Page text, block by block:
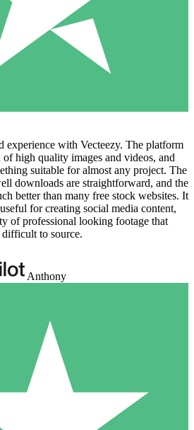
experience with Vecteezy. The platform
of high quality images and videos, and
suitable for almost any project. The
downloads are straightforward, and the
better than many free stock websites. It
for creating social media content,
of professional looking footage that
to source.
Anthony